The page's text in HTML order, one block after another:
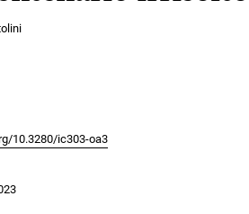
10.3280/ic303-oa3